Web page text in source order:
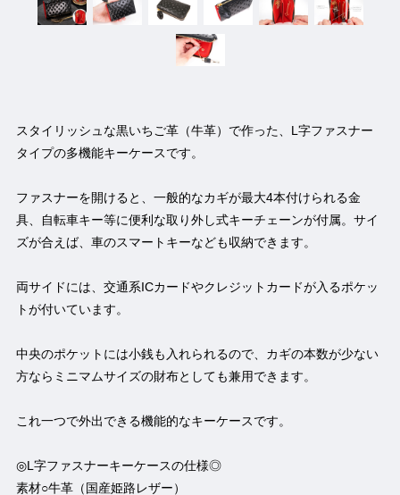
スタイリッシュな黒いちご革（牛革）で作った、L字ファスナー
タイプの多機能キーケースです。
ファスナーを開けると、一般的なカギが最大4本付けられる金
具、自転車キー等に便利な取り外し式キーチェーンが付属。サイ
ズが合えば、車のスマートキーなども収納できます。
両サイドには、交通系ICカードやクレジットカードが入るポケッ
トが付いています。
中央のポケットには小銭も入れられるので、カギの本数が少ない
方ならミニマムサイズの財布としても兼用できます。
これ一つで外出できる機能的なキーケースです。
◎L字ファスナーキーケースの仕様◎
素材○牛革（国産姫路レザー）